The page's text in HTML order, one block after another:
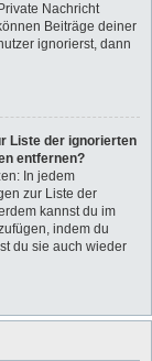
Nachricht
Beiträge deiner
ignorierst, dann
Liste der ignorierten
entfernen?
In jedem
zur Liste der
kannst du im
indem du
du sie auch wieder